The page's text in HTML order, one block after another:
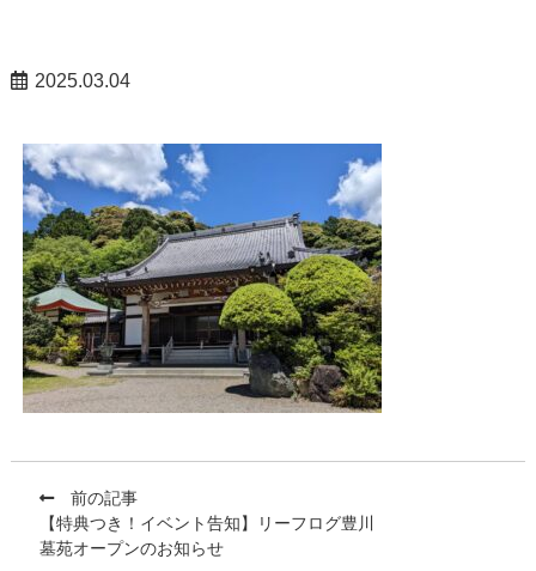
2025.03.04
前の記事
【特典つき！イベント告知】リーフログ豊川
墓苑オープンのお知らせ